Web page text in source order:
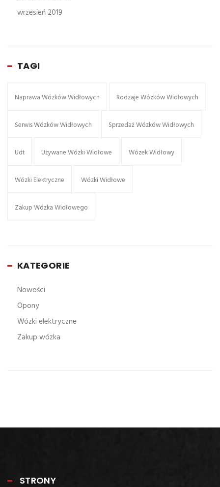
wrzesień 2019
TAGI
Naprawa Wózków Widłowych Rodzaje Wózków Widłowych
Serwis Wózków Widłowych Sprzedaż Wózków Widłowych
Udt Używane Wózki Widłowe Wózek Widłowy
Wózki Elektryczne Wózki Widłowe
Zakup Wózka Widłowego
KATEGORIE
Nowości
Opony
Wózki elektryczne
Zakup wózka
STRONY